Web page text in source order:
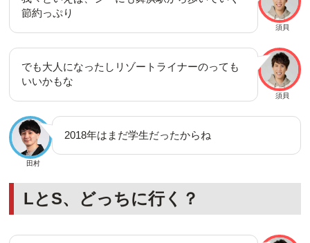
須貝
節約っぷり
須貝
でも大人になったしリゾートライナーのっても
いいかもな
田村
2018年はまだ学生だったからね
LとS、どっちに行く？